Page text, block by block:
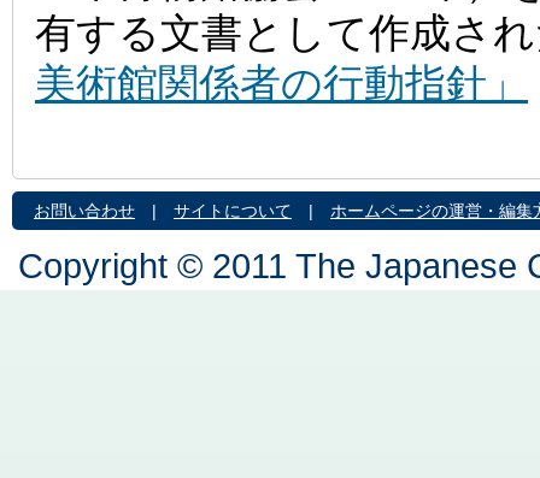
有する文書として作成さ
美術館関係者の行動指針」
お問い合わせ | サイトについて | ホームページの運営・編集
Copyright © 2011 The Japanese